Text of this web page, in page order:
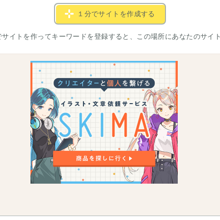
１分でサイトを作成する
イトを作ってキーワードを登録すると、この場所にあなたのサイ